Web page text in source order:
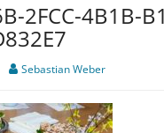
2FCC-4B1B-
Sebastian Weber